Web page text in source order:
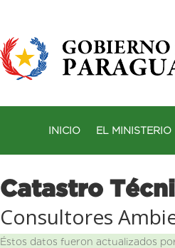
INICIO EL MINISTERIO
Catastro
Consultores
Éstos datos fueron actualizados